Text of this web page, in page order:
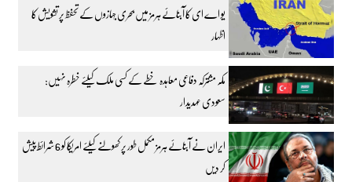
یو اے ای کا آبنائے ہرمز میں بحری جہازوں کے تحفظ پر تشویش کا
اظہار
مکہ مشترکہ دفاعی معاہدہ خطے کے کسی ملک کیلئے خطرہ نہیں:
سعودی عہدیدار
ایران نے آبنائے ہرمز مکمل طور پر کھولنے کیلئے امریکا کو 6 شرائط پیش
کر دیں